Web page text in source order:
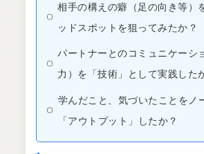
相手の構えの癖（足の向き等）
ッドスポットを狙ってみたか？
パートナーとのコミュニケーシ
力）を「技術」として実践した
学んだこと、気づいたことをノ
「アウトプット」したか？